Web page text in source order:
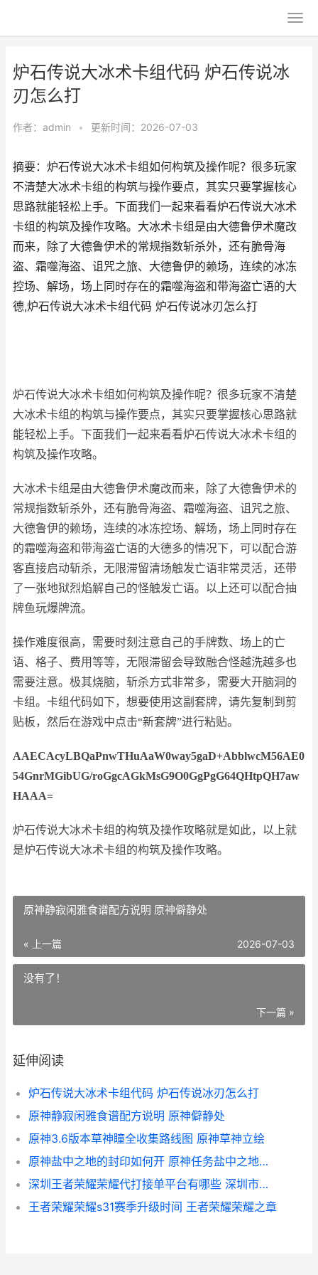
炉石传说大冰术卡组代码 炉石传说冰
刃怎么打
作者： admin • 更新时间：2026-07-03
摘要：炉石传说大冰术卡组如何构筑及操作呢？很多玩家
不清楚大冰术卡组的构筑与操作要点，其实只要掌握核心
思路就能轻松上手。下面我们一起来看看炉石传说大冰术
卡组的构筑及操作攻略。大冰术卡组是由大德鲁伊术魔改
而来，除了大德鲁伊术的常规指数斩杀外，还有脆骨海
盗、霜噬海盗、诅咒之旅、大德鲁伊的赖场，连续的冰冻
控场、解场，场上同时存在的霜噬海盗和带海盗亡语的大
德,炉石传说大冰术卡组代码 炉石传说冰刃怎么打
炉石传说大冰术卡组如何构筑及操作呢？很多玩家不清楚
大冰术卡组的构筑与操作要点，其实只要掌握核心思路就
能轻松上手。下面我们一起来看看炉石传说大冰术卡组的
构筑及操作攻略。
大冰术卡组是由大德鲁伊术魔改而来，除了大德鲁伊术的
常规指数斩杀外，还有脆骨海盗、霜噬海盗、诅咒之旅、
大德鲁伊的赖场，连续的冰冻控场、解场，场上同时存在
的霜噬海盗和带海盗亡语的大德多的情况下，可以配合游
客直接启动斩杀，无限滞留清场触发亡语非常灵活，还带
了一张地狱烈焰解自己的怪触发亡语。以上还可以配合抽
牌鱼玩爆牌流。
操作难度很高，需要时刻注意自己的手牌数、场上的亡
语、格子、费用等等，无限滞留会导致融合怪越洗越多也
需要注意。极其烧脑，斩杀方式非常多，需要大开脑洞的
卡组。卡组代码如下，想要使用这副套牌，请先复制到剪
贴板，然后在游戏中点击“新套牌”进行粘贴。
AAECAcyLBQaPnwTHuAaW0way5gaD+AbblwcM56AE0
54GnrMGibUG/roGgcAGkMsG9O0GgPgG64QHtpQH7aw
HAAA=
炉石传说大冰术卡组的构筑及操作攻略就是如此，以上就
是炉石传说大冰术卡组的构筑及操作攻略。
原神静寂闲雅食谱配方说明 原神僻静处
« 上一篇 2026-07-03
没有了！
下一篇 »
延伸阅读
炉石传说大冰术卡组代码 炉石传说冰刃怎么打
原神静寂闲雅食谱配方说明 原神僻静处
原神3.6版本草神瞳全收集路线图 原神草神立绘
原神盐中之地的封印如何开 原神任务盐中之地遗迹入口
深圳王者荣耀荣耀代打接单平台有哪些 深圳市王者荣耀科技有限公司
王者荣耀荣耀s31赛季升级时间 王者荣耀荣耀之章